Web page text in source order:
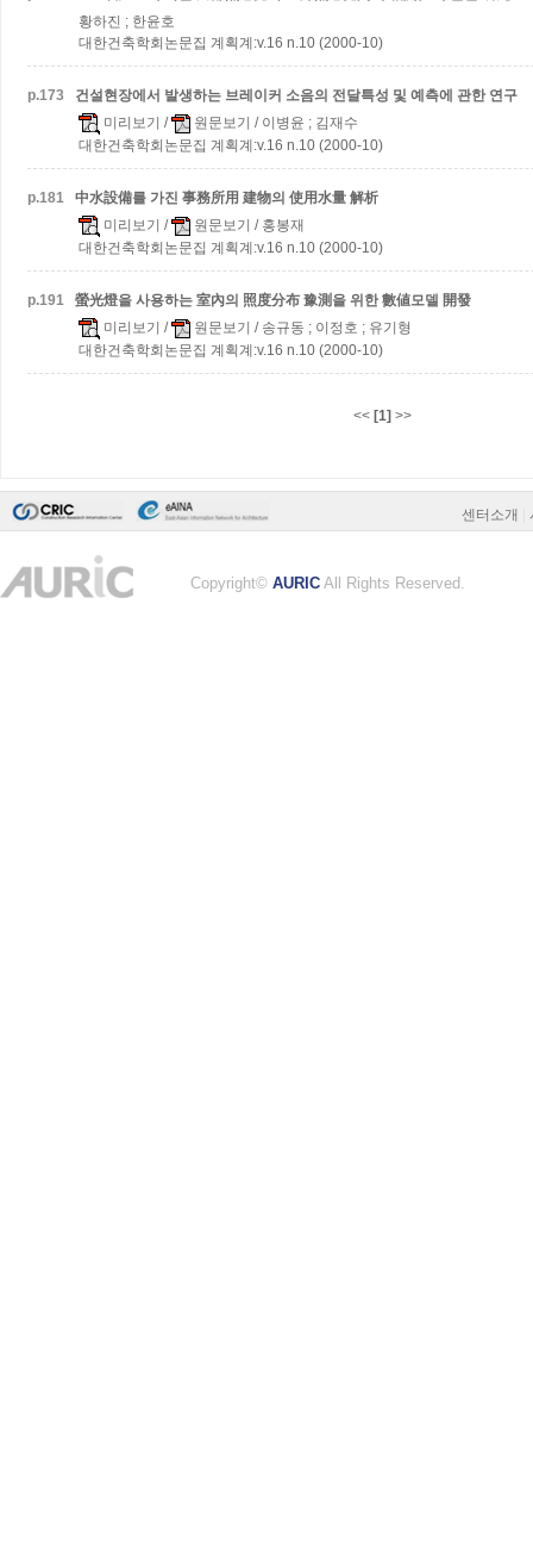
황하진 ; 한윤호
대한건축학회논문집 계획계:v.16 n.10 (2000-10)
p.173
건설현장에서 발생하는 브레이커 소음의 전달특성 및 예측에 관한 연구
미리보기 / 원문보기 / 이병윤 ; 김재수
대한건축학회논문집 계획계:v.16 n.10 (2000-10)
p.181
中水設備를 가진 事務所用 建物의 使用水量 解析
미리보기 / 원문보기 / 홍봉재
대한건축학회논문집 계획계:v.16 n.10 (2000-10)
p.191
螢光燈을 사용하는 室內의 照度分布 豫測을 위한 數値모델 開發
미리보기 / 원문보기 / 송규동 ; 이정호 ; 유기형
대한건축학회논문집 계획계:v.16 n.10 (2000-10)
<< [1] >>
센터소개
Copyright© AURIC All Rights Reserved.